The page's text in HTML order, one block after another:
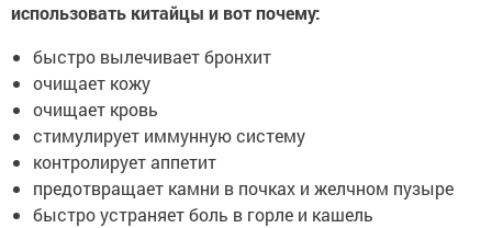
использовать китайцы и вот почему:
быстро вылечивает бронхит
очищает кожу
очищает кровь
стимулирует иммунную систему
контролирует аппетит
предотвращает камни в почках и желчном пузыре
быстро устраняет боль в горле и кашель